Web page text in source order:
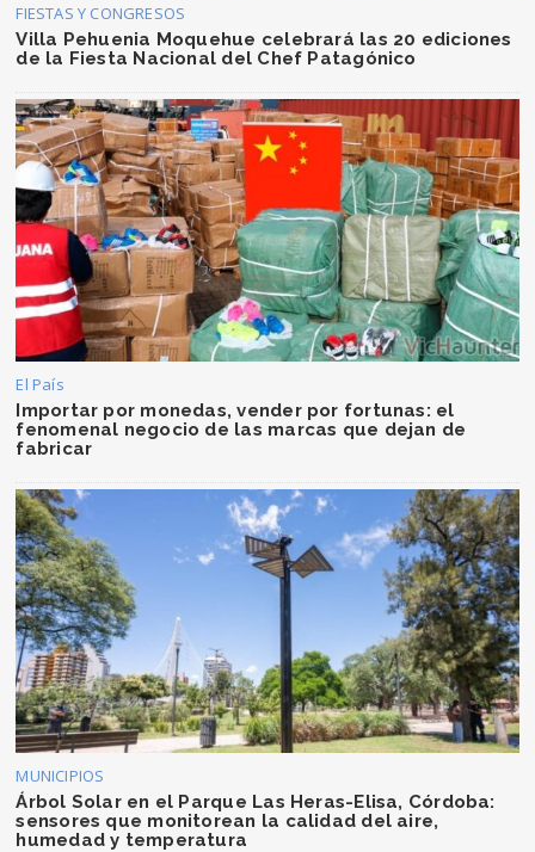
FIESTAS Y CONGRESOS
Villa Pehuenia Moquehue celebrará las 20 ediciones
de la Fiesta Nacional del Chef Patagónico
El País
Importar por monedas, vender por fortunas: el
fenomenal negocio de las marcas que dejan de
fabricar
MUNICIPIOS
Árbol Solar en el Parque Las Heras-Elisa, Córdoba:
sensores que monitorean la calidad del aire,
humedad y temperatura